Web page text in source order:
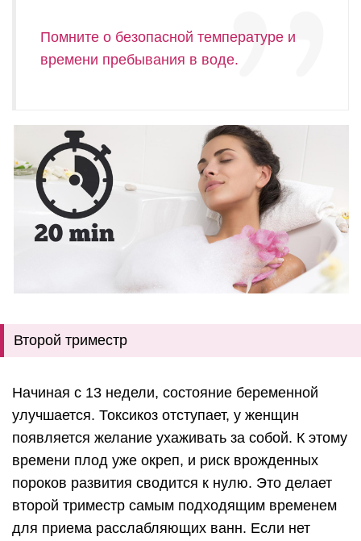
Помните о безопасной температуре и
времени пребывания в воде.
Второй триместр
Начиная с 13 недели, состояние беременной
улучшается. Токсикоз отступает, у женщин
появляется желание ухаживать за собой. К этому
времени плод уже окреп, и риск врожденных
пороков развития сводится к нулю. Это делает
второй триместр самым подходящим временем
для приема расслабляющих ванн. Если нет